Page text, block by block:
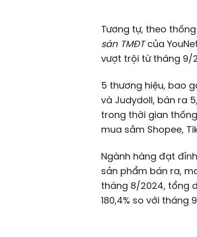
Tương tự, theo
sàn TMĐTcủa
vượt trội từ tháng 9/
5 thương hiệu, bao
và Judydoll, bán ra
trong thời gian
mua sắm Shopee,
Ngành hàng đạt
sản phẩm bán ra,
tháng 8/2024, tổng
180,4% so với tháng